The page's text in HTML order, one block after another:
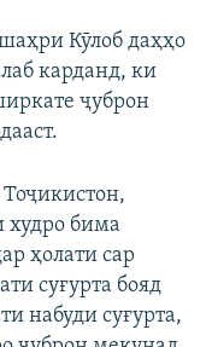
Кӯлоб даҳҳо
карданд, ки
ҷуброн
худро бима
ҳолати сар
суғурта бояд
набуди суғурта,